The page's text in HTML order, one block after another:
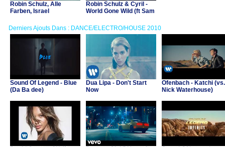
Robin Schulz, Alle
Farben, Israel
The Rainbow/Wonderful
World
Robin Schulz & Cyril -
World Gone Wild (ft Sam
Derniers Ajouts Dans : DANCE/ELECTRO/HOUSE 2010
Sound Of Legend - Blue
(Da Ba dee)
Dua Lipa - Don't Start
Now
Ofenbach - Katchi (vs.
Nick Waterhouse)